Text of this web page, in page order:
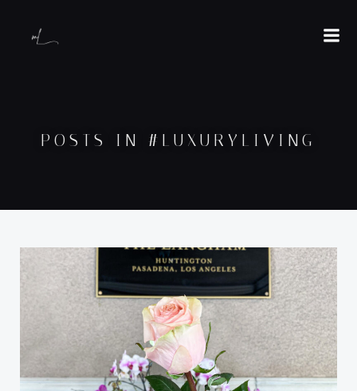
POSTS IN #LUXURYLIVING